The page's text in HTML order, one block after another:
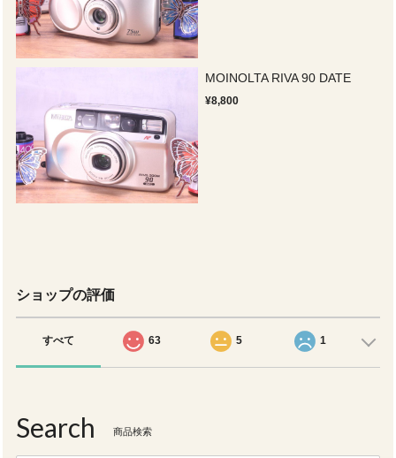
MOINOLTA RIVA 90 DATE
¥8,800
ショップの評価
すべて 63 5 1
Search 商品検索